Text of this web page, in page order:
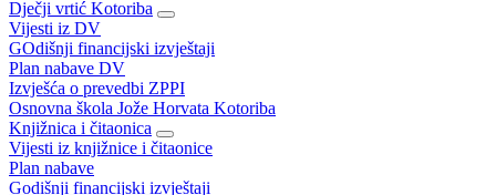
Dječji vrtić Kotoriba
Vijesti iz DV
GOdišnji financijski izvještaji
Plan nabave DV
Izvješća o prevedbi ZPPI
Osnovna škola Jože Horvata Kotoriba
Knjižnica i čitaonica
Vijesti iz knjižnice i čitaonice
Plan nabave
Godišnji financijski izvještaji